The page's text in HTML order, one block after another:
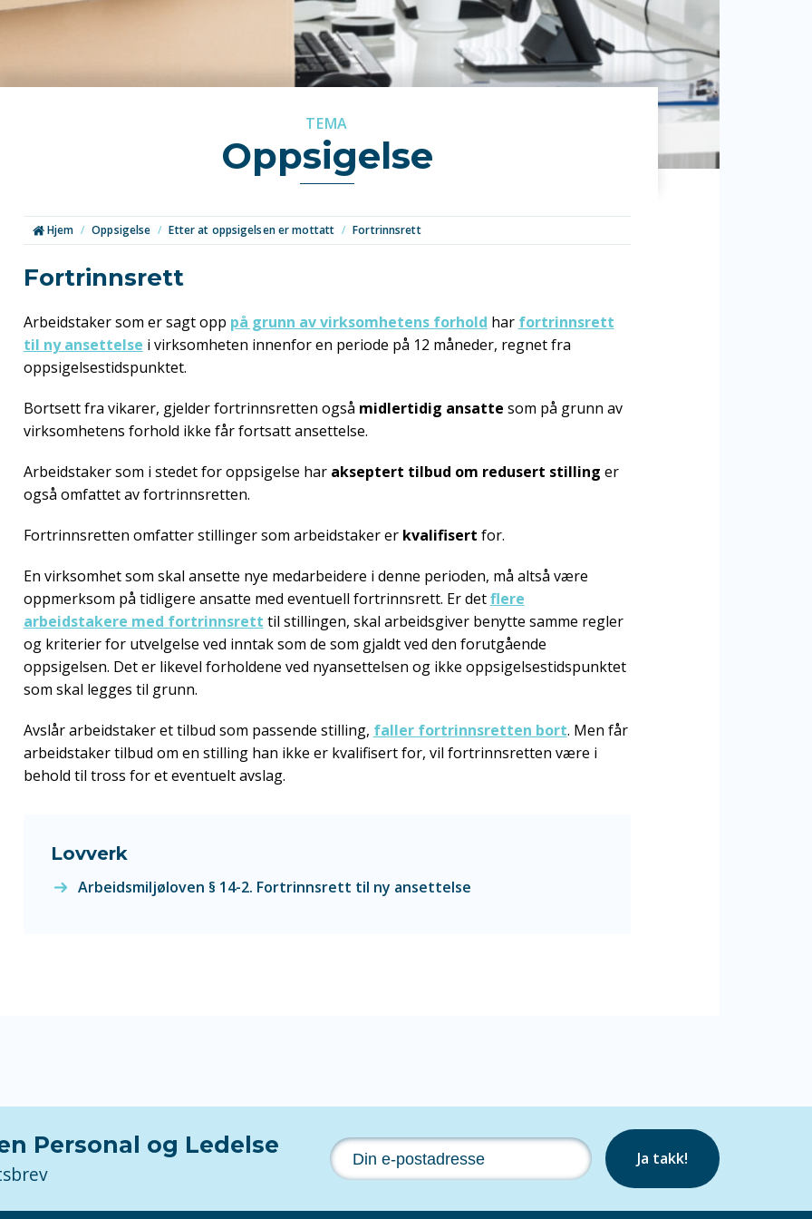
TEMA
Oppsigelse
Hjem / Oppsigelse / Etter at oppsigelsen er mottatt / Fortrinnsrett
Fortrinnsrett
Arbeidstaker som er sagt opp på grunn av virksomhetens forhold har fortrinnsrett
til ny ansettelse i virksomheten innenfor en periode på 12 måneder, regnet fra
oppsigelsestidspunktet.
Bortsett fra vikarer, gjelder fortrinnsretten også midlertidig ansatte som på grunn av
virksomhetens forhold ikke får fortsatt ansettelse.
Arbeidstaker som i stedet for oppsigelse har akseptert tilbud om redusert stilling er
også omfattet av fortrinnsretten.
Fortrinnsretten omfatter stillinger som arbeidstaker er kvalifisert for.
En virksomhet som skal ansette nye medarbeidere i denne perioden, må altså være
oppmerksom på tidligere ansatte med eventuell fortrinnsrett. Er detflere
arbeidstakere med fortrinnsrett til stillingen, skal arbeidsgiver benytte samme regler
og kriterier for utvelgelse ved inntak som de som gjaldt ved den forutgående
oppsigelsen. Det er likevel forholdene ved nyansettelsen og ikke oppsigelsestidspunktet
som skal legges til grunn.
Avslår arbeidstaker et tilbud som passende stilling, faller fortrinnsretten bort. Men får
arbeidstaker tilbud om en stilling han ikke er kvalifisert for, vil fortrinnsretten være i
behold til tross for et eventuelt avslag.
Lovverk
Arbeidsmiljøloven § 14-2. Fortrinnsrett til ny ansettelse
Personal og Ledelse Ja takk!